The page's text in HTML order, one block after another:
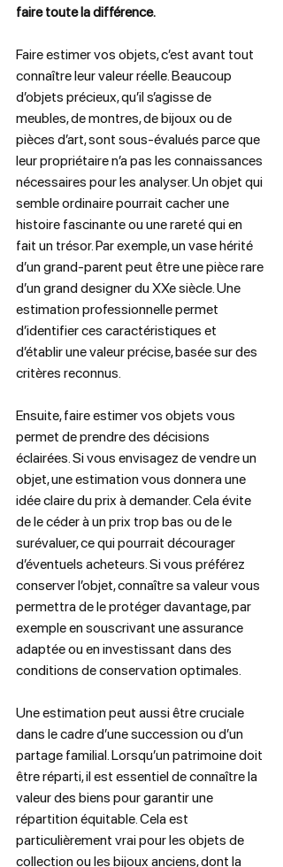
faire toute la différence.
Faire estimer vos objets, c’est avant tout
connaître leur valeur réelle. Beaucoup
d’objets précieux, qu’il s’agisse de
meubles, de montres, de bijoux ou de
pièces d’art, sont sous-évalués parce que
leur propriétaire n’a pas les connaissances
nécessaires pour les analyser. Un objet qui
semble ordinaire pourrait cacher une
histoire fascinante ou une rareté qui en
fait un trésor. Par exemple, un vase hérité
d’un grand-parent peut être une pièce rare
d’un grand designer du XXe siècle. Une
estimation professionnelle permet
d’identifier ces caractéristiques et
d’établir une valeur précise, basée sur des
critères reconnus.
Ensuite, faire estimer vos objets vous
permet de prendre des décisions
éclairées. Si vous envisagez de vendre un
objet, une estimation vous donnera une
idée claire du prix à demander. Cela évite
de le céder à un prix trop bas ou de le
surévaluer, ce qui pourrait décourager
d’éventuels acheteurs. Si vous préférez
conserver l’objet, connaître sa valeur vous
permettra de le protéger davantage, par
exemple en souscrivant une assurance
adaptée ou en investissant dans des
conditions de conservation optimales.
Une estimation peut aussi être cruciale
dans le cadre d’une succession ou d’un
partage familial. Lorsqu’un patrimoine doit
être réparti, il est essentiel de connaître la
valeur des biens pour garantir une
répartition équitable. Cela est
particulièrement vrai pour les objets de
collection ou les bijoux anciens, dont la